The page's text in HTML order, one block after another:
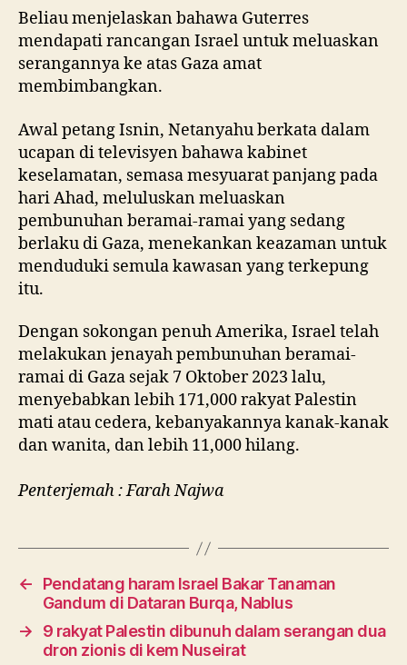
Beliau menjelaskan bahawa Guterres
mendapati rancangan Israel untuk meluaskan
serangannya ke atas Gaza amat
membimbangkan.
Awal petang Isnin, Netanyahu berkata dalam
ucapan di televisyen bahawa kabinet
keselamatan, semasa mesyuarat panjang pada
hari Ahad, meluluskan meluaskan
pembunuhan beramai-ramai yang sedang
berlaku di Gaza, menekankan keazaman untuk
menduduki semula kawasan yang terkepung
itu.
Dengan sokongan penuh Amerika, Israel telah
melakukan jenayah pembunuhan beramai-
ramai di Gaza sejak 7 Oktober 2023 lalu,
menyebabkan lebih 171,000 rakyat Palestin
mati atau cedera, kebanyakannya kanak-kanak
dan wanita, dan lebih 11,000 hilang.
Penterjemah : Farah Najwa
←
Pendatang haram Israel Bakar Tanaman
Gandum di Dataran Burqa, Nablus
→
9 rakyat Palestin dibunuh dalam serangan dua
dron zionis di kem Nuseirat